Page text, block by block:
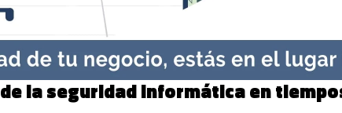
la seguridad informática en